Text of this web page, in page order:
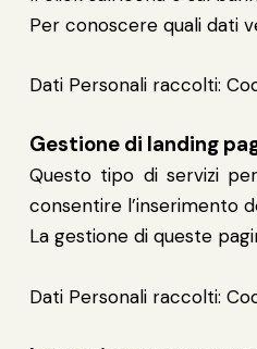
Per conoscere quali dati
Dati Personali raccolti:
Gestione di landing
Questo tipo di servizi
consentire l’inserimento
La gestione di queste
Dati Personali raccolti: